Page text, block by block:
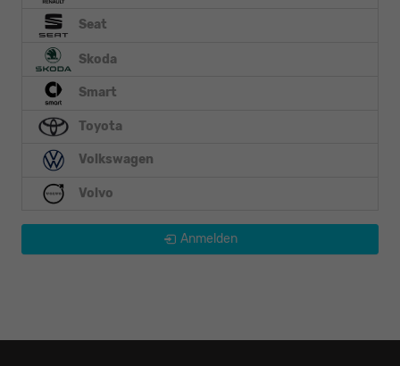
Seat
Skoda
Smart
Toyota
Volkswagen
Volvo
Anmelden